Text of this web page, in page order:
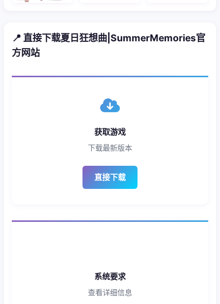
📍 直接下载夏日狂想曲|SummerMemories官
方网站
获取游戏
下载最新版本
直接下载
系统要求
查看详细信息